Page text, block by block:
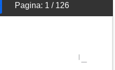
Pagina: 1 / 126